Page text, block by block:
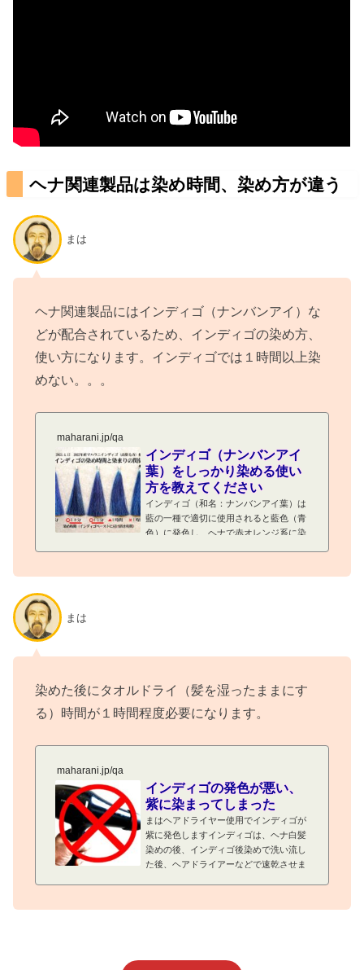
ヘナ関連製品は染め時間、染め方が違う
まは
ヘナ関連製品にはインディゴ（ナンバンアイ）な
どが配合されているため、インディゴの染め方、
使い方になります。インディゴでは１時間以上染
めない。。。
maharani.jp/qa
インディゴ（ナンバンアイ
葉）をしっかり染める使い
方を教えてください
インディゴ（和名：ナンバンアイ葉）は
藍の一種で適切に使用されると藍色（青
色）に発色し、ヘナで赤オレンジ系に染
らない！インディゴの適切な染め時間は
染める！まず、インディゴで白髪...
まは
染めた後にタオルドライ（髪を湿ったままにす
る）時間が１時間程度必要になります。
maharani.jp/qa
インディゴの発色が悪い、
紫に染まってしまった
まはヘアドライヤー使用でインディゴが
紫に発色しますインディゴは、ヘナ白髪
染めの後、インディゴ後染めで洗い流し
た後、ヘアドライアーなどで速乾させま
髪束は、同じようにインディゴの水溶液
比較したものです。ヘアドライヤーなど